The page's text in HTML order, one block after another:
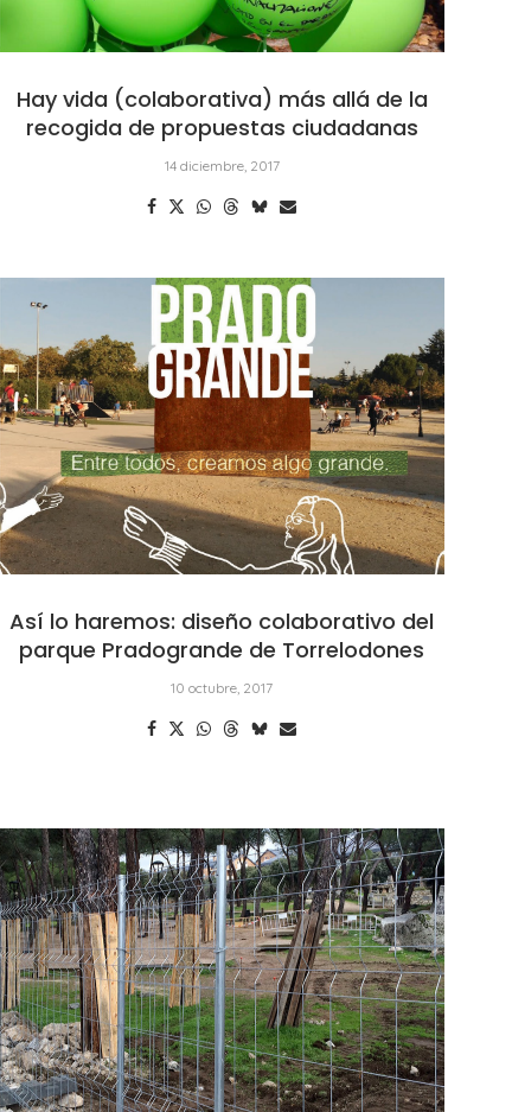
Hay vida (colaborativa) más allá de la
recogida de propuestas ciudadanas
14 diciembre, 2017
Así lo haremos: diseño colaborativo del
parque Pradogrande de Torrelodones
10 octubre, 2017